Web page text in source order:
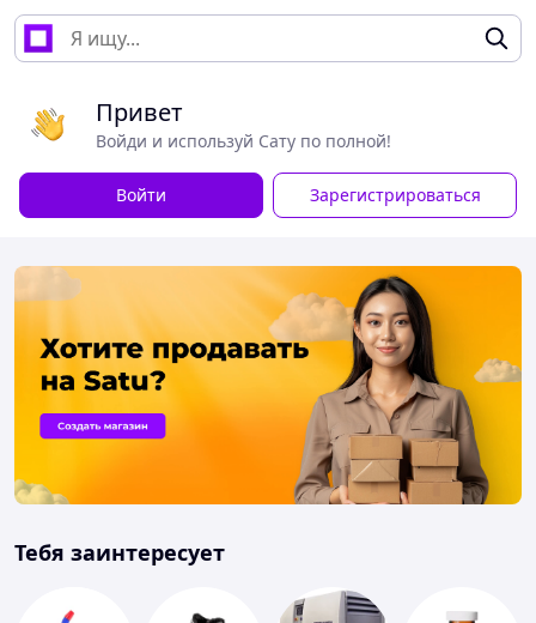
Привет
Войди и используй Сату по полной!
Войти Зарегистрироваться
Тебя заинтересует